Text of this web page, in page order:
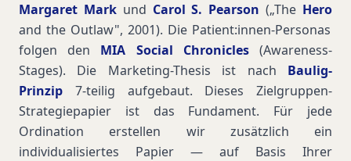
Margaret Markund Carol S. Pearson („The Hero
and the Outlaw", 2001). Die Patient:innen-Personas
folgen den MIA Social Chronicles(Awareness-
Stages). Die Marketing-Thesis ist nach Baulig-
Prinzip 7-teilig aufgebaut. Dieses Zielgruppen-
Strategiepapier ist das Fundament. Für jede
Ordination erstellen wir zusätzlich ein
individualisiertes Papier — auf Basis Ihrer